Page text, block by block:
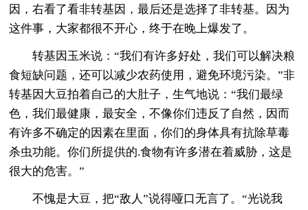
因，右看了看非转基因，最后还是选择了非转基。因为
这件事，大家都很不开心，终于在晚上爆发了。
转基因玉米说：“我们有许多好处，我们可以解决粮
食短缺问题，还可以减少农药使用，避免环境污染。”非
转基因大豆拍着自己的大肚子，生气地说：“我们最绿
色，我们最健康，最安全，不像你们违反了自然，因而
有许多不确定的因素在里面，你们的身体具有抗除草毒
杀虫功能。你们所提供的.食物有许多潜在着威胁，这是
很大的危害。”
不愧是大豆，把“敌人”说得哑口无言了。“光说我